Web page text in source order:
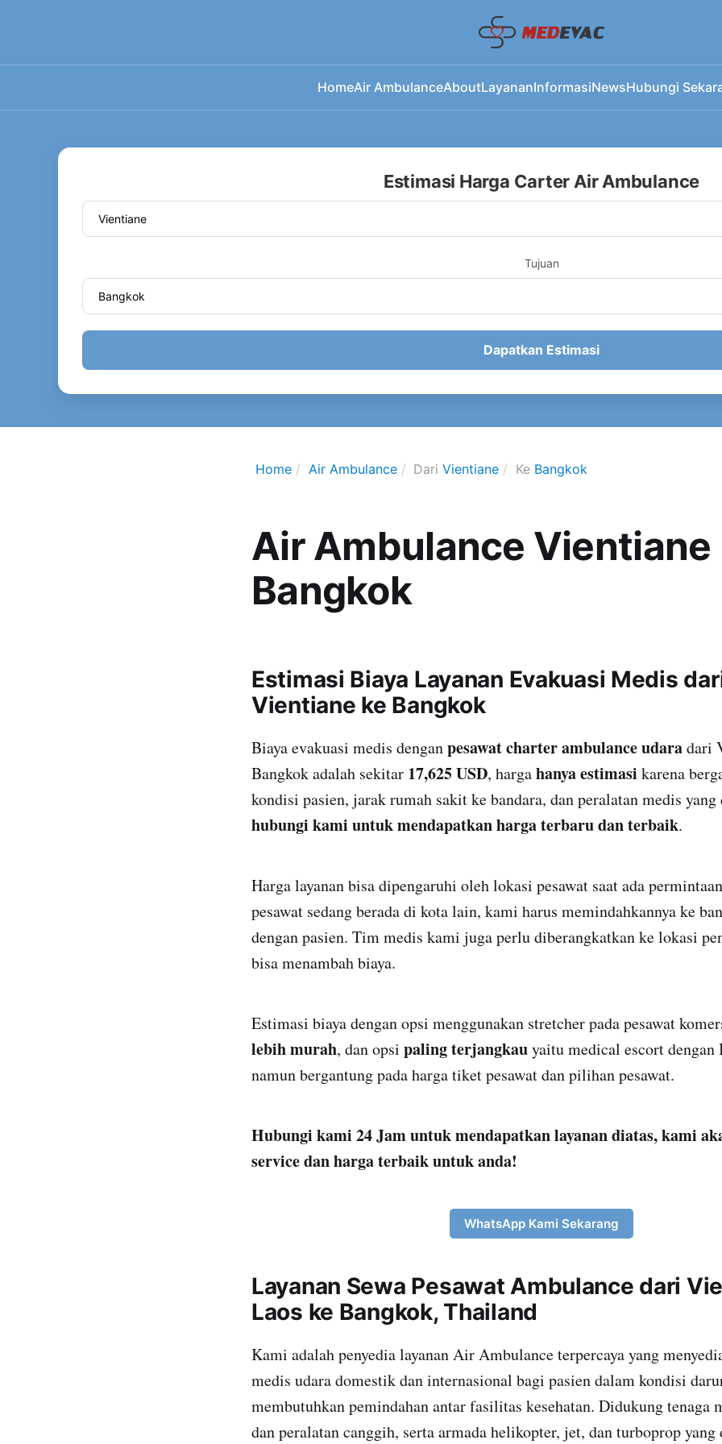
HomeAir AmbulanceAboutLayananInformasiNewsHubungi
Estimasi Harga Carter Air Ambulance
Tujuan
Dapatkan Estimasi
Home Air Ambulance Dari Vientiane Ke Bangkok
Air Ambulance Vientiane
Bangkok
Estimasi Biaya Layanan Evakuasi Medis
Vientiane ke Bangkok
Biaya evakuasi medis denganpesawat charter ambulance udaradari
Bangkok adalah sekitar 17,625 USD, hargahanya estimasi karena
kondisi pasien, jarak rumah sakit ke bandara, dan peralatan medis
hubungi kami untuk mendapatkan harga terbaru dan terbaik.
Harga layanan bisa dipengaruhi oleh lokasi pesawat saat ada
pesawat sedang berada di kota lain, kami harus memindahkannya ke
dengan pasien. Tim medis kami juga perlu diberangkatkan ke lokasi
bisa menambah biaya.
Estimasi biaya dengan opsi menggunakan stretcher pada pesawat
lebih murah, dan opsi paling terjangkauyaitu medical escort dengan
namun bergantung pada harga tiket pesawat dan pilihan pesawat.
Hubungi kami 24 Jam untuk mendapatkan layanan diatas, kami
service dan harga terbaik untuk anda!
WhatsApp Kami Sekarang
Layanan Sewa Pesawat Ambulance dari
Laos ke Bangkok, Thailand
Kami adalah penyedia layanan Air Ambulance terpercaya yang
medis udara domestik dan internasional bagi pasien dalam kondisi
membutuhkan pemindahan antar fasilitas kesehatan. Didukung tenaga
dan peralatan canggih, serta armada helikopter, jet, dan turboprop yang